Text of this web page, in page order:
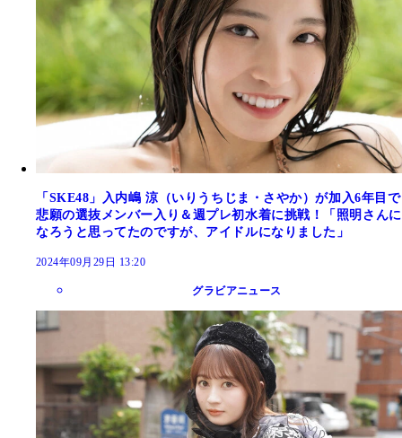
「SKE48」入内嶋 涼（いりうちじま・さやか）が加入6年目で
悲願の選抜メンバー入り＆週プレ初水着に挑戦！「照明さんに
なろうと思ってたのですが、アイドルになりました」
2024年09月29日 13:20
グラビアニュース